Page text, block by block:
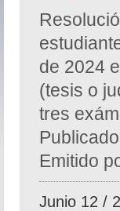
de 2024
(tesis o
tres
Emitido
Junio 12 /